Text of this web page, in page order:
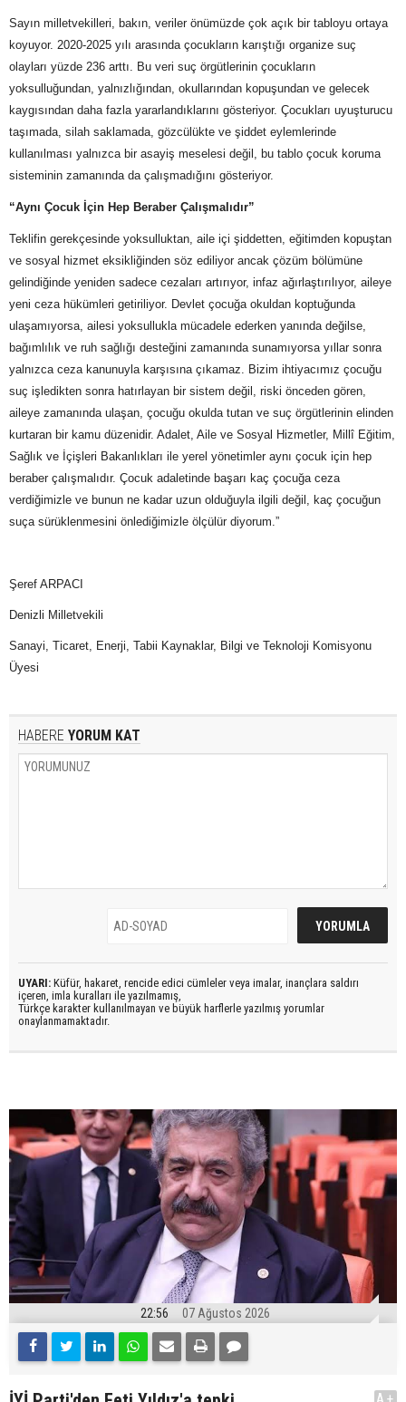
Sayın milletvekilleri, bakın, veriler önümüzde çok açık bir tabloyu ortaya
koyuyor. 2020-2025 yılı arasında çocukların karıştığı organize suç
olayları yüzde 236 arttı. Bu veri suç örgütlerinin çocukların
yoksulluğundan, yalnızlığından, okullarından kopuşundan ve gelecek
kaygısından daha fazla yararlandıklarını gösteriyor. Çocukları uyuşturucu
taşımada, silah saklamada, gözcülükte ve şiddet eylemlerinde
kullanılması yalnızca bir asayiş meselesi değil, bu tablo çocuk koruma
sisteminin zamanında da çalışmadığını gösteriyor.
“Aynı Çocuk İçin Hep Beraber Çalışmalıdır”
Teklifin gerekçesinde yoksulluktan, aile içi şiddetten, eğitimden kopuştan
ve sosyal hizmet eksikliğinden söz ediliyor ancak çözüm bölümüne
gelindiğinde yeniden sadece cezaları artırıyor, infaz ağırlaştırılıyor, aileye
yeni ceza hükümleri getiriliyor. Devlet çocuğa okuldan koptuğunda
ulaşamıyorsa, ailesi yoksullukla mücadele ederken yanında değilse,
bağımlılık ve ruh sağlığı desteğini zamanında sunamıyorsa yıllar sonra
yalnızca ceza kanunuyla karşısına çıkamaz. Bizim ihtiyacımız çocuğu
suç işledikten sonra hatırlayan bir sistem değil, riski önceden gören,
aileye zamanında ulaşan, çocuğu okulda tutan ve suç örgütlerinin elinden
kurtaran bir kamu düzenidir. Adalet, Aile ve Sosyal Hizmetler, Millî Eğitim,
Sağlık ve İçişleri Bakanlıkları ile yerel yönetimler aynı çocuk için hep
beraber çalışmalıdır. Çocuk adaletinde başarı kaç çocuğa ceza
verdiğimizle ve bunun ne kadar uzun olduğuyla ilgili değil, kaç çocuğun
suça sürüklenmesini önlediğimizle ölçülür diyorum.”
Şeref ARPACI
Denizli Milletvekili
Sanayi, Ticaret, Enerji, Tabii Kaynaklar, Bilgi ve Teknoloji Komisyonu
Üyesi
HABERE YORUM KAT
UYARI: Küfür, hakaret, rencide edici cümleler veya imalar, inançlara saldırı
içeren, imla kuralları ile yazılmamış,
Türkçe karakter kullanılmayan ve büyük harflerle yazılmış yorumlar
onaylanmamaktadır.
22:56 07 Ağustos 2026